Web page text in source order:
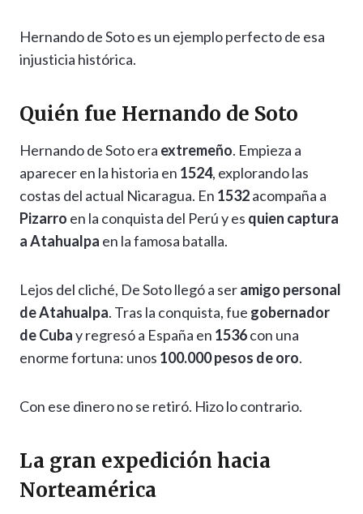
Hernando de Soto es un ejemplo perfecto de esa
injusticia histórica.
Quién fue Hernando de Soto
Hernando de Soto era extremeño. Empieza a
aparecer en la historia en 1524, explorando las
costas del actual Nicaragua. En 1532acompaña a
Pizarro en la conquista del Perú y es quien captura
a Atahualpa en la famosa batalla.
Lejos del cliché, De Soto llegó a seramigo personal
de Atahualpa. Tras la conquista, fue gobernador
de Cubay regresó a España en 1536con una
enorme fortuna: unos 100.000 pesos de oro.
Con ese dinero no se retiró. Hizo lo contrario.
La gran expedición hacia
Norteamérica